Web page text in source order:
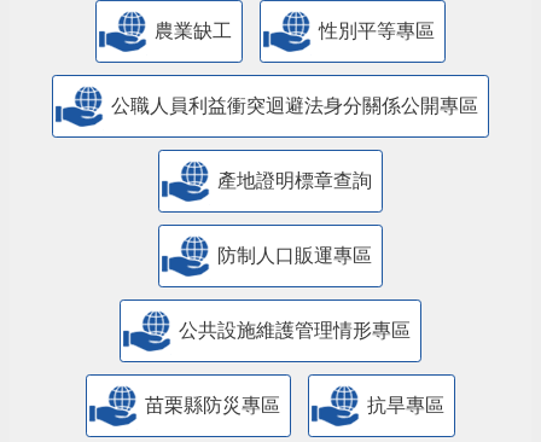
農業缺工 性別平等專區
公職人員利益衝突迴避法身分關係公開專區
產地證明標章查詢
防制人口販運專區
​公共設施維護管理情形專區
苗栗縣防災專區 抗旱專區